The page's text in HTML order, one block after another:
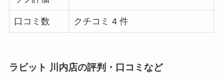
口コミ数 クチコミ 4 件
ラビット 川内店の評判・口コミなど